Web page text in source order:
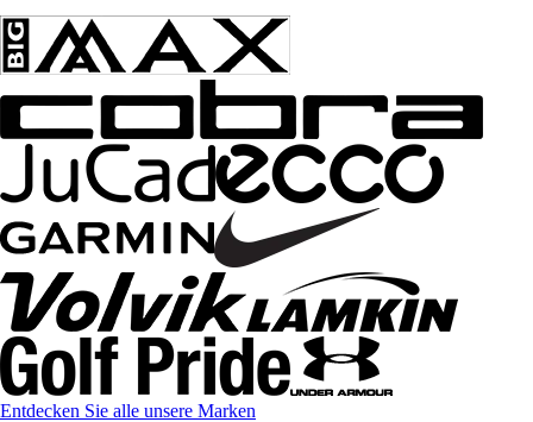
Entdecken Sie alle unsere Marken